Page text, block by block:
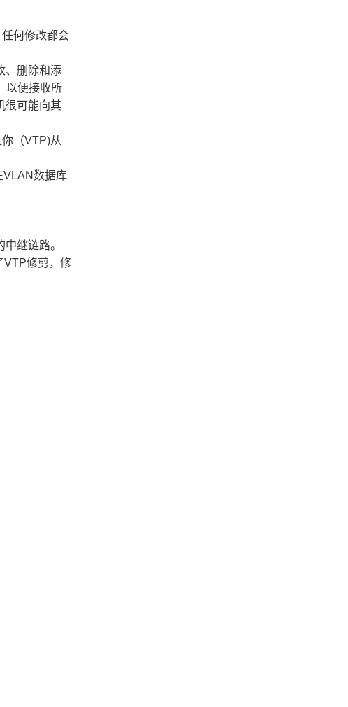
何修改都会
、删除和添
以便接收所
很可能向其
（VTP)从
VLAN数据库
继链路。
VTP修剪，修